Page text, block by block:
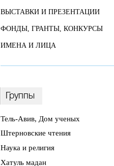
ВЫСТАВКИ И ПРЕЗЕНТАЦИИ
ФОНДЫ, ГРАНТЫ, КОНКУРСЫ
ИМЕНА И ЛИЦА
Группы
Тель-Авив, Дом ученых
Штерновские чтения
Наука и религия
Хатуль мадан